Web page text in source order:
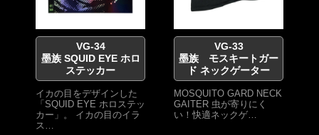
VG-34
墨族 SQUID EYE ホロ
ステッカー
イカの目をデザインした
「SQUID EYE ホロステッ
カー」。 イカの目のイラ
ス…
VG-33
墨族 モスキートガー
ド ネックゲーター
MOSQUITO GARD NECK
GAITER 虫が寄りにく
い！快適ネックゲ…